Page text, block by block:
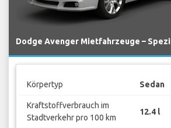
Dodge Avenger Mietfahrzeuge –
Körpertyp Sedan
Kraftstoffverbrauch im
Stadtverkehr pro 100 km
12.4 l